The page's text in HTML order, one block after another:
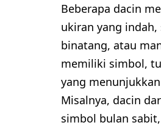
Beberapa dacin
ukiran yang
binatang, atau
memiliki simbol,
yang
Misalnya, dacin
simbol bulan